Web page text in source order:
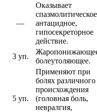
—
Оказывает
антацидное,
гипосекреторное
действие.
3 уп.
болеутоляющее.
5 уп.
Применяют при
болях различного
происхождения
(головная боль,
невралгия,